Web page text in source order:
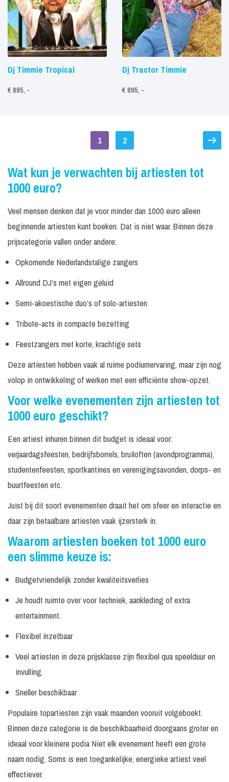
Dj Timmie Tropical
€ 895, -
Dj Tractor Timmie
€ 895, -
1 2
Wat kun je verwachten bij artiesten tot
1000 euro?
Veel mensen denken dat je voor minder dan 1000 euro alleen
beginnende artiesten kunt boeken. Dat is niet waar. Binnen deze
prijscategorie vallen onder andere:
Opkomende Nederlandstalige zangers
Allround DJ’s met eigen geluid
Semi-akoestische duo’s of solo-artiesten
Tribute-acts in compacte bezetting
Feestzangers met korte, krachtige sets
Deze artiesten hebben vaak al ruime podiumervaring, maar zijn nog
volop in ontwikkeling of werken met een efficiënte show-opzet.
Voor welke evenementen zijn artiesten tot
1000 euro geschikt?
Een artiest inhuren binnen dit budget is ideaal voor:
verjaardagsfeesten, bedrijfsborrels, bruiloften (avondprogramma),
studentenfeesten, sportkantines en verenigingsavonden, dorps- en
buurtfeesten etc.
Juist bij dit soort evenementen draait het om sfeer en interactie en
daar zijn betaalbare artiesten vaak ijzersterk in.
Waarom artiesten boeken tot 1000 euro
een slimme keuze is:
Budgetvriendelijk zonder kwaliteitsverlies
Je houdt ruimte over voor techniek, aankleding of extra
entertainment.
Flexibel inzetbaar
Veel artiesten in deze prijsklasse zijn flexibel qua speelduur en
invulling.
Sneller beschikbaar
Populaire topartiesten zijn vaak maanden vooruit volgeboekt.
Binnen deze categorie is de beschikbaarheid doorgaans groter en
ideaal voor kleinere podia Niet elk evenement heeft een grote
naam nodig. Soms is een toegankelijke, energieke artiest veel
effectiever.